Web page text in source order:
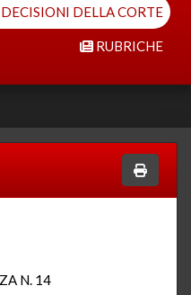
DECISIONI DELLA CORTE
RUBRICHE
N. 14